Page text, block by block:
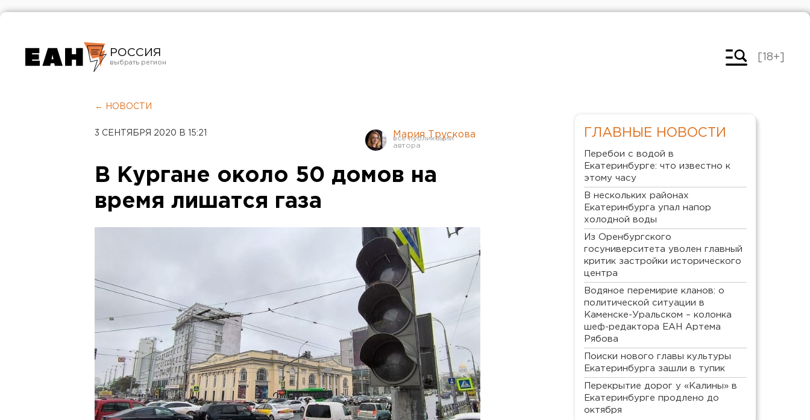
РОССИЯ
Челябинск
[18+]
← НОВОСТИ
3 СЕНТЯБРЯ 2020 В 15:21 Мария Трускова
В Кургане около 50 домов на
время лишатся газа
ГЛАВНЫЕ НОВОСТИ
Перебои с водой в
Екатеринбурге: что известно к
этому часу
В нескольких районах
Екатеринбурга упал напор
холодной воды
Из Оренбургского
госуниверситета уволен главный
критик застройки исторического
центра
Водяное перемирие кланов: о
политической ситуации в
Каменске-Уральском – колонка
шеф-редактора ЕАН Артема
Рябова
Поиски нового главы культуры
Екатеринбурга зашли в тупик
Перекрытие дорог у «Калины» в
Екатеринбурге продлено до
октября